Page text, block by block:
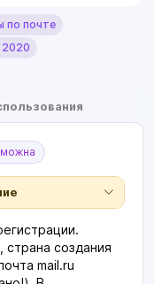
по почте
создания
mail.ru